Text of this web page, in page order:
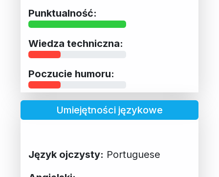
Punktualność:
Wiedza techniczna:
Poczucie humoru:
Umiejętności językowe
Język ojczysty: Portuguese